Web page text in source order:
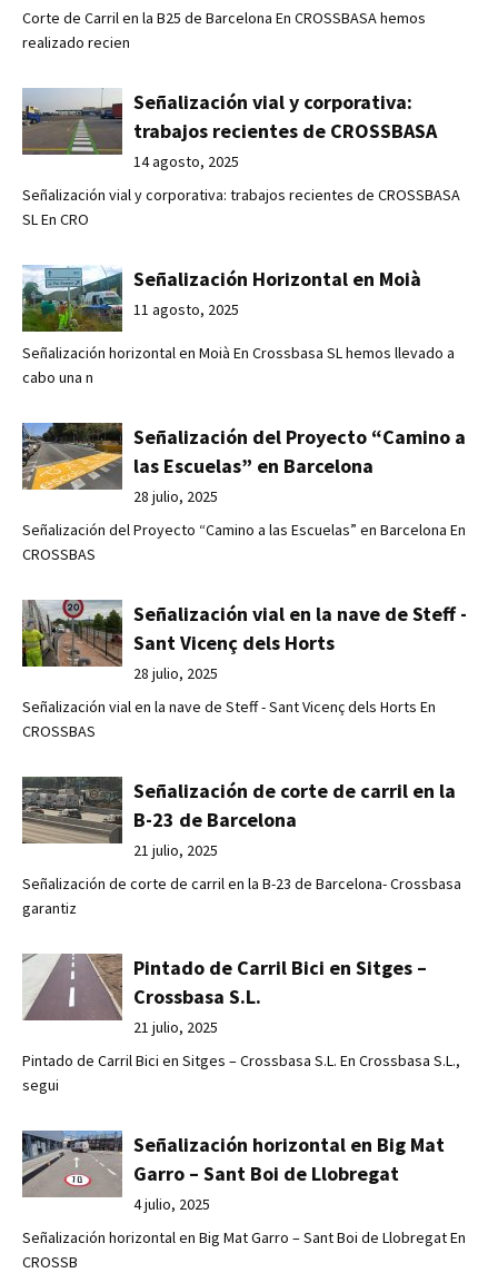
Corte de Carril en la B25 de Barcelona En CROSSBASA hemos
realizado recien
Señalización vial y corporativa:
trabajos recientes de CROSSBASA
14 agosto, 2025
Señalización vial y corporativa: trabajos recientes de CROSSBASA
SL En CRO
Señalización Horizontal en Moià
11 agosto, 2025
Señalización horizontal en Moià En Crossbasa SL hemos llevado a
cabo una n
Señalización del Proyecto “Camino a
las Escuelas” en Barcelona
28 julio, 2025
Señalización del Proyecto “Camino a las Escuelas” en Barcelona En
CROSSBAS
Señalización vial en la nave de Steff -
Sant Vicenç dels Horts
28 julio, 2025
Señalización vial en la nave de Steff - Sant Vicenç dels Horts En
CROSSBAS
Señalización de corte de carril en la
B-23 de Barcelona
21 julio, 2025
Señalización de corte de carril en la B-23 de Barcelona- Crossbasa
garantiz
Pintado de Carril Bici en Sitges –
Crossbasa S.L.
21 julio, 2025
Pintado de Carril Bici en Sitges – Crossbasa S.L. En Crossbasa S.L.,
segui
Señalización horizontal en Big Mat
Garro – Sant Boi de Llobregat
4 julio, 2025
Señalización horizontal en Big Mat Garro – Sant Boi de Llobregat En
CROSSB